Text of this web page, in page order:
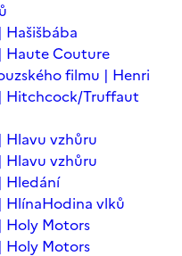
Haute Couture
filmu | Henri
Hitchcock/Truffaut
Hlavu vzhůru
Hlavu vzhůru
Hledání
HlínaHodina vlků
Holy Motors
Holy Motors